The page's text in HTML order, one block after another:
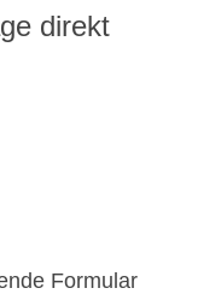
direkt
Formular